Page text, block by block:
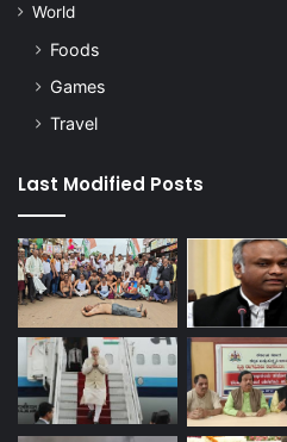
World
Foods
Games
Travel
Last Modified Posts